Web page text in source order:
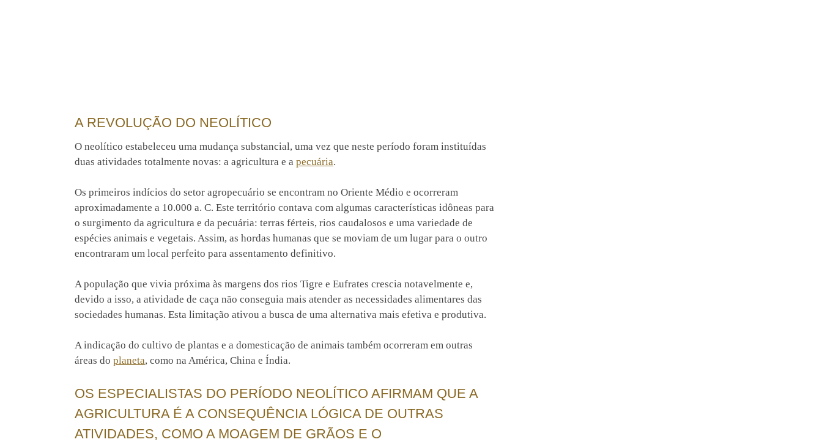
A REVOLUÇÃO DO NEOLÍTICO
O neolítico estabeleceu uma mudança substancial, uma vez que neste período foram instituídas
duas atividades totalmente novas: a agricultura e a pecuária.
Os primeiros indícios do setor agropecuário se encontram no Oriente Médio e ocorreram
aproximadamente a 10.000 a. C. Este território contava com algumas características idôneas para
o surgimento da agricultura e da pecuária: terras férteis, rios caudalosos e uma variedade de
espécies animais e vegetais. Assim, as hordas humanas que se moviam de um lugar para o outro
encontraram um local perfeito para assentamento definitivo.
A população que vivia próxima às margens dos rios Tigre e Eufrates crescia notavelmente e,
devido a isso, a atividade de caça não conseguia mais atender as necessidades alimentares das
sociedades humanas. Esta limitação ativou a busca de uma alternativa mais efetiva e produtiva.
A indicação do cultivo de plantas e a domesticação de animais também ocorreram em outras
áreas do planeta, como na América, China e Índia.
OS ESPECIALISTAS DO PERÍODO NEOLÍTICO AFIRMAM QUE A
AGRICULTURA É A CONSEQUÊNCIA LÓGICA DE OUTRAS
ATIVIDADES, COMO A MOAGEM DE GRÃOS E O